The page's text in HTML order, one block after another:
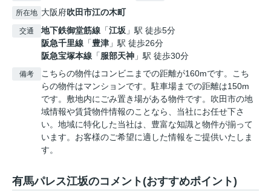
所在地 大阪府吹田市江の木町
交通 地下鉄御堂筋線 「江坂 」駅 徒歩5分
阪急千里線 「豊津 」駅 徒歩26分
阪急宝塚本線 「服部天神 」駅 徒歩30分
備考
こちらの物件はコンビニまでの距離が160mです。こち
らの物件はマンションです。駐車場までの距離は150m
です。敷地内にごみ置き場がある物件です。吹田市の地
域情報や賃貸物件情報のことなら、当社にお任せ下さ
い。地域に特化した当社は、豊富な知識と物件が揃って
います。お客様のご希望に適した情報をご提供いたしま
す。
有馬パレス江坂のコメント(おすすめポイント)